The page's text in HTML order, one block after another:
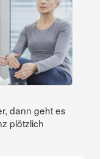
dann geht es
plötzlich